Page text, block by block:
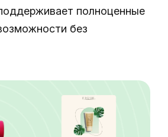
полноценные
без